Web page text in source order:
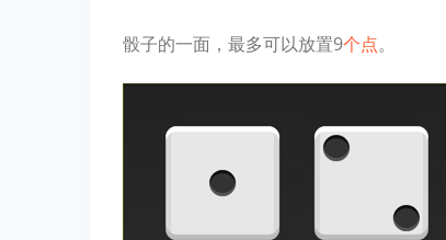
骰子的一面，最多可以放置9个点。